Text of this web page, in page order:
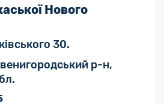
Нового
30.
р-н,